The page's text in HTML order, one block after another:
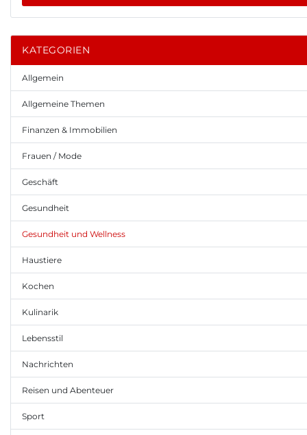
KATEGORIEN
Allgemein
Allgemeine Themen
Finanzen & Immobilien
Frauen / Mode
Geschäft
Gesundheit
Gesundheit und Wellness
Haustiere
Kochen
Kulinarik
Lebensstil
Nachrichten
Reisen und Abenteuer
Sport